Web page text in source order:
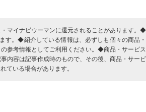
マイナビウーマンに還元されることがあります。
す。◆紹介している情報は、必ずしも個々の商品
参考情報としてご利用ください。◆商品・サービ
内容は記事作成時のもので、その後、商品・サー
ている場合があります。